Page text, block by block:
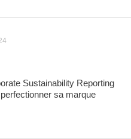
Sustainability Reporting
sa marque